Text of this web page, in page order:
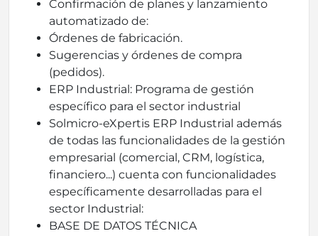
Confirmación de planes y lanzamiento
automatizado de:
Órdenes de fabricación.
Sugerencias y órdenes de compra
(pedidos).
ERP Industrial: Programa de gestión
específico para el sector industrial
Solmicro-eXpertis ERP Industrial además
de todas las funcionalidades de la gestión
empresarial (comercial, CRM, logística,
financiero...) cuenta con funcionalidades
específicamente desarrolladas para el
sector Industrial:
BASE DE DATOS TÉCNICA